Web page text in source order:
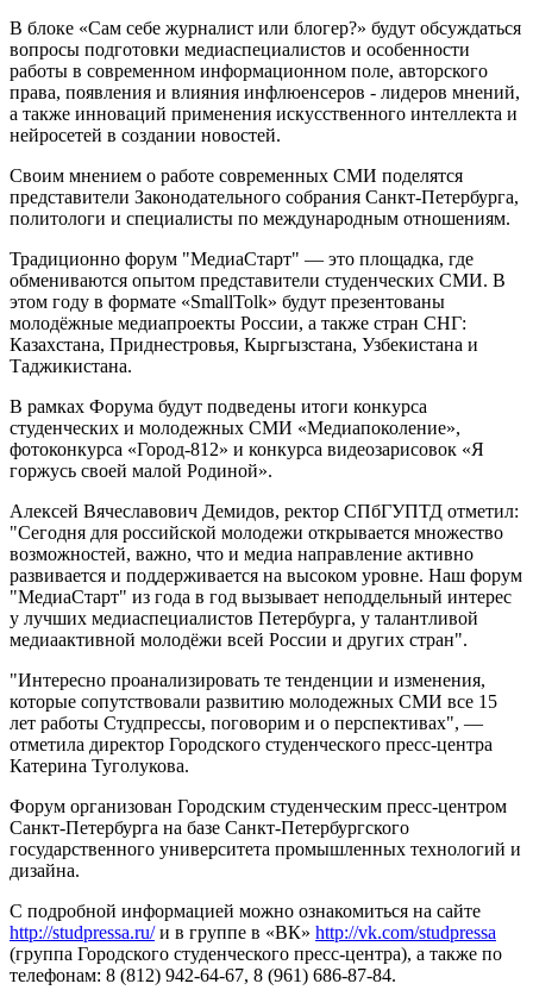
В блоке «Сам себе журналист или блогер?» будут обсуждаться
вопросы подготовки медиаспециалистов и особенности
работы в современном информационном поле, авторского
права, появления и влияния инфлюенсеров - лидеров мнений,
а также инноваций применения искусственного интеллекта и
нейросетей в создании новостей.
Своим мнением о работе современных СМИ поделятся
представители Законодательного собрания Санкт-Петербурга,
политологи и специалисты по международным отношениям.
Традиционно форум "МедиаСтарт" — это площадка, где
обмениваются опытом представители студенческих СМИ. В
этом году в формате «SmallTolk» будут презентованы
молодёжные медиапроекты России, а также стран СНГ:
Казахстана, Приднестровья, Кыргызстана, Узбекистана и
Таджикистана.
В рамках Форума будут подведены итоги конкурса
студенческих и молодежных СМИ «Медиапоколение»,
фотоконкурса «Город-812» и конкурса видеозарисовок «Я
горжусь своей малой Родиной».
Алексей Вячеславович Демидов, ректор СПбГУПТД отметил:
"Сегодня для российской молодежи открывается множество
возможностей, важно, что и медиа направление активно
развивается и поддерживается на высоком уровне. Наш форум
"МедиаСтарт" из года в год вызывает неподдельный интерес
у лучших медиаспециалистов Петербурга, у талантливой
медиаактивной молодёжи всей России и других стран".
"Интересно проанализировать те тенденции и изменения,
которые сопутствовали развитию молодежных СМИ все 15
лет работы Студпрессы, поговорим и о перспективах", —
отметила директор Городского студенческого пресс-центра
Катерина Туголукова.
Форум организован Городским студенческим пресс-центром
Санкт-Петербурга на базе Санкт-Петербургского
государственного университета промышленных технологий и
дизайна.
С подробной информацией можно ознакомиться на сайте
http://studpressa.ru/и в группе в «ВК» http://vk.com/studpressa
(группа Городского студенческого пресс-центра), а также по
телефонам: 8 (812) 942-64-67, 8 (961) 686-87-84.